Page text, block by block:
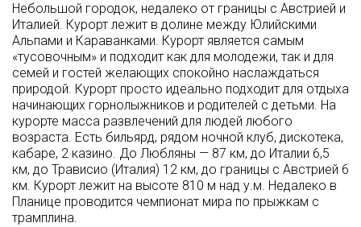
Небольшой городок, недалеко от границы с Австрией и
Италией. Курорт лежит в долине между Юлийскими
Альпами и Караванками. Курорт является самым
«тусовочным» и подходит как для молодежи, так и для
семей и гостей желающих спокойно наслаждаться
природой. Курорт просто идеально подходит для отдыха
начинающих горнолыжников и родителей с детьми. На
курорте масса развлечений для людей любого
возраста. Есть бильярд, рядом ночной клуб, дискотека,
кабаре, 2 казино. До Любляны — 87 км, до Италии 6,5
км, до Трависио (Италия) 12 км, до границы с Австрией 6
км. Курорт лежит на высоте 810 м над у.м. Недалеко в
Планице проводится чемпионат мира по прыжкам с
трамплина.